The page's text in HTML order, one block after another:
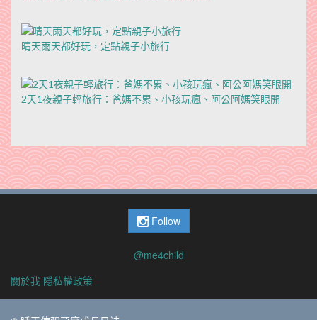
晴天雨天都好玩，定點親子小旅行
2天1夜親子輕旅行：爸媽不累、小孩玩瘋、阿公阿媽笑眼開
Follow
@me4child
關於我 隱私權政策